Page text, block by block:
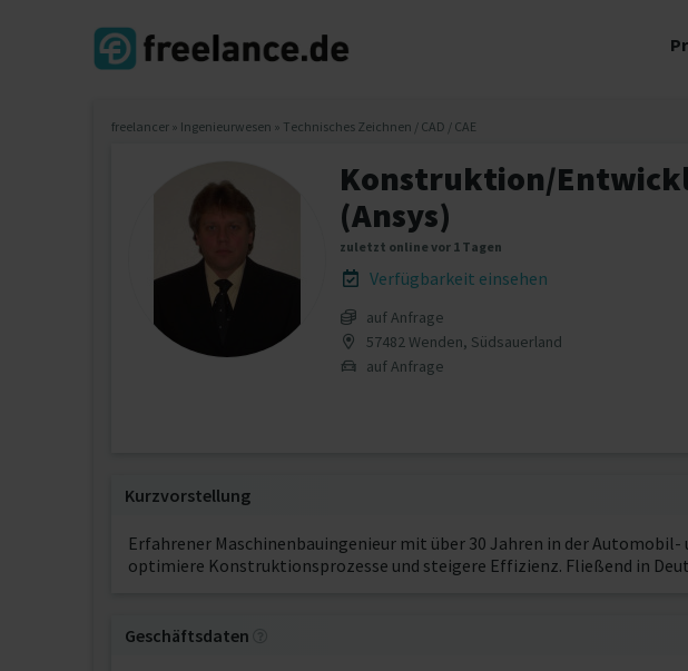
freelancer » Ingenieurwesen » Technisches Zeichnen / CAD / CAE
Konstruktion/
(Ansys)
zuletzt online vor 1 Tagen
Verfügbarkeit einsehen
auf Anfrage
57482 Wenden, Südsauerland
auf Anfrage
Kurzvorstellung
Erfahrener Maschinenbauingenieur mit über 30 Jahren in der Automobil-
optimiere Konstruktionsprozesse und steigere Effizienz. Fließend in
Geschäftsdaten